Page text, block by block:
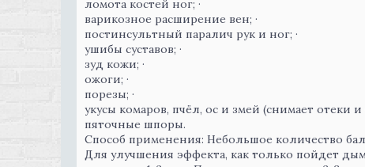
ломота костей ног; ·
варикозное расширение вен; ·
постинсультный паралич рук и ног; ·
ушибы суставов; ·
зуд кожи; ·
ожоги; ·
порезы; ·
укусы комаров, пчёл, ос и змей (снимает отеки
пяточные шпоры.
Способ применения: Небольшое количество
Для улучшения эффекта, как только пойдет